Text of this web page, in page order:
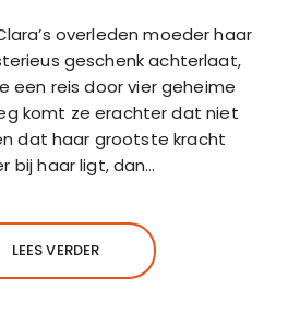
overleden moeder haar
geschenk achterlaat,
een reis door vier geheime
komt ze erachter dat niet
dat haar grootste kracht
bij haar ligt, dan…
LEES VERDER